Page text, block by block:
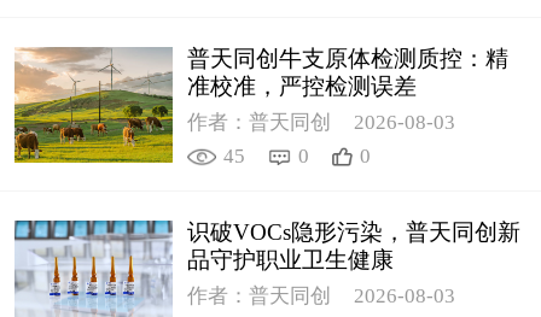
普天同创牛支原体检测质控：精
准校准，严控检测误差
作者：普天同创
2026-08-03
45
0 0
识破VOCs隐形污染，普天同创新
品守护职业卫生健康
作者：普天同创
2026-08-03